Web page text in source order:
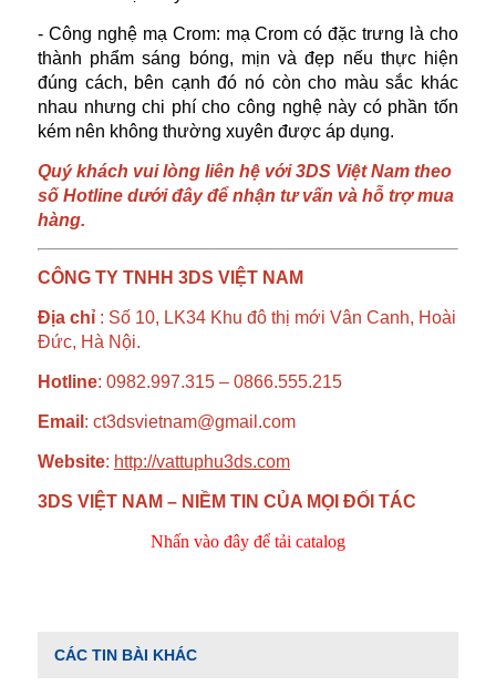
- Công nghệ mạ Crom: mạ Crom có đặc trưng là cho
thành phẩm sáng bóng, mịn và đẹp nếu thực hiện
đúng cách, bên cạnh đó nó còn cho màu sắc khác
nhau nhưng chi phí cho công nghệ này có phần tốn
kém nên không thường xuyên được áp dụng.
Quý khách vui lòng liên hệ với 3DS Việt Nam theo
số Hotline dưới đây để nhận tư vấn và hỗ trợ mua
hàng.
CÔNG TY TNHH 3DS VIỆT NAM
Địa chỉ : Số 10, LK34 Khu đô thị mới Vân Canh, Hoài
Đức, Hà Nội.
Hotline: 0982.997.315 – 0866.555.215
Email : ct3dsvietnam@gmail.com
Website: http://vattuphu3ds.com
3DS VIỆT NAM – NIỀM TIN CỦA MỌI ĐỐI TÁC
Nhấn vào đây để tải catalog
CÁC TIN BÀI KHÁC